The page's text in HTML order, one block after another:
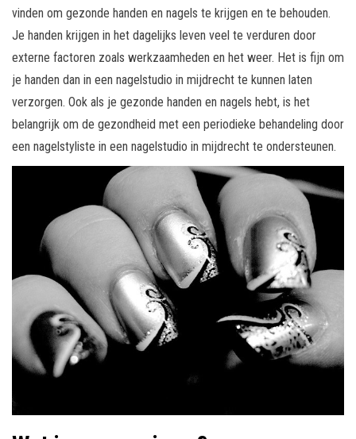
vinden om gezonde handen en nagels te krijgen en te behouden.
Je handen krijgen in het dagelijks leven veel te verduren door
externe factoren zoals werkzaamheden en het weer. Het is fijn om
je handen dan in een nagelstudio in mijdrecht te kunnen laten
verzorgen. Ook als je gezonde handen en nagels hebt, is het
belangrijk om de gezondheid met een periodieke behandeling door
een nagelstyliste in een nagelstudio in mijdrecht te ondersteunen.